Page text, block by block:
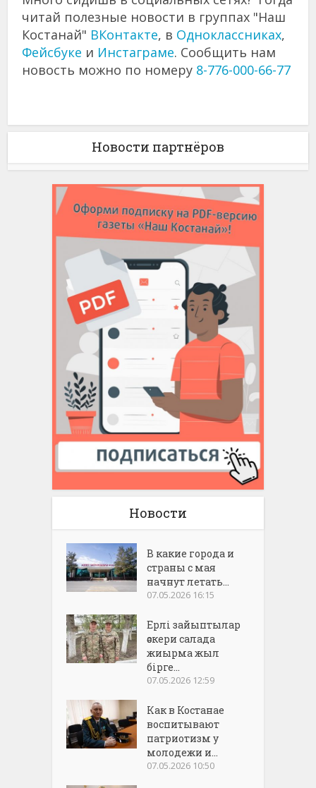
читай полезные новости в группах "Наш
Костанай" ВКонтакте, в Одноклассниках,
Фейсбуке и Инстаграме. Сообщить нам
новость можно по номеру 8-776-000-66-77
Новости партнёров
Новости
В какие города и
страны с мая
начнут летать...
07.05.2026 16:15
Ерлі зайыптылар
әскери салада
жиырма жыл
бірге...
07.05.2026 12:59
Как в Костанае
воспитывают
патриотизм у
молодежи и...
07.05.2026 10:50